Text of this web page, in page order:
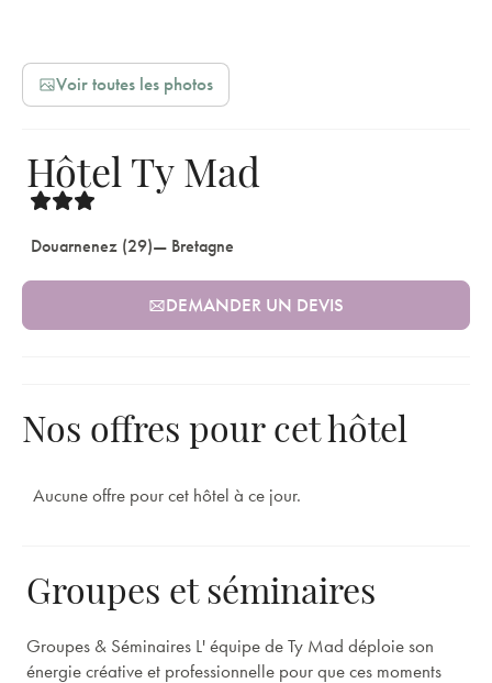
Voir toutes les photos
Hôtel Ty Mad
Douarnenez (29)— Bretagne
DEMANDER UN DEVIS
Nos offres pour cet hôtel
Aucune offre pour cet hôtel à ce jour.
Groupes et séminaires
Groupes & Séminaires L' équipe de Ty Mad déploie son
énergie créative et professionnelle pour que ces moments